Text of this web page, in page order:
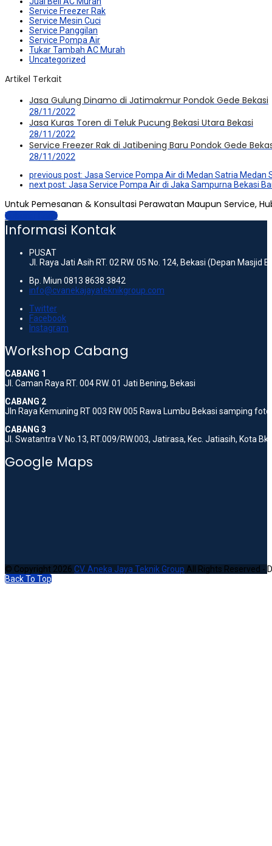
Service Freezer Rak
Service Mesin Cuci
Service Panggilan
Service Pompa Air
Tukar Tambah AC Murah
Uncategorized
Artikel Terkait
Jasa Gulung Dinamo di Jatimakmur Pondok Gede Bekasi
28/11/2022
Jasa Kuras Toren di Teluk Pucung Bekasi Utara Bekasi
28/11/2022
Service Freezer Rak di Jatibening Baru Pondok Gede
28/11/2022
previous post: Jasa Service Pompa Air di Medan Satria Medan
next post: Jasa Service Pompa Air di Jaka Sampurna Bekasi
Untuk Pemesanan & Konsultasi Perawatan Maupun Service,
Hubungi Kami
Informasi Kontak
PUSAT
Jl. Raya Jati Asih RT. 02 RW. 05 No. 124, Bekasi (Depan Masjid
Bp. Miun 0813 8638 3842
info@cvanekajayateknikgroup.com
Twitter
Facebook
Instagram
Workshop Cabang
CABANG 1
Jl. Caman Raya RT. 004 RW. 01 Jati Bening, Bekasi
CABANG 2
Jln Raya Kemuning RT 003 RW 005 Rawa Lumbu Bekasi samping
CABANG 3
Jl. Swatantra V No.13, RT.009/RW.003, Jatirasa, Kec. Jatiasih, Kota
Google Maps
© Copyright 2026 CV. Aneka Jaya Teknik Group All Rights Reserved -
Back To Top